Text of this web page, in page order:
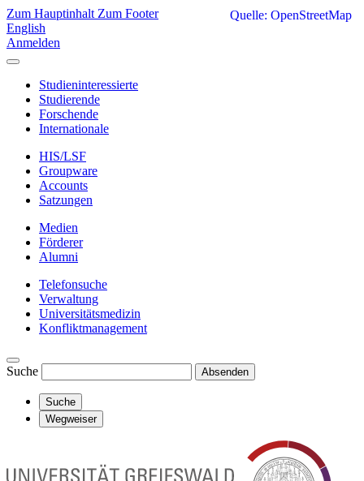
Zum Hauptinhalt Zum Footer
English
Anmelden
Studieninteressierte
Studierende
Forschende
Internationale
HIS/LSF
Groupware
Accounts
Satzungen
Medien
Förderer
Alumni
Telefonsuche
Verwaltung
Universitätsmedizin
Konfliktmanagement
Suche Absenden
Suche
Wegweiser
Quelle: OpenStreetMap